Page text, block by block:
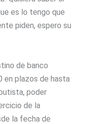
es lo tengo que
piden, espero su
de banco
en plazos de hasta
poder
de la
la fecha de